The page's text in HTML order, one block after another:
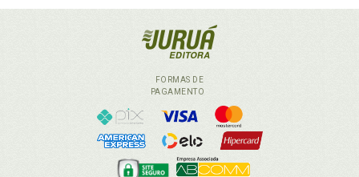
FORMAS DE
PAGAMENTO